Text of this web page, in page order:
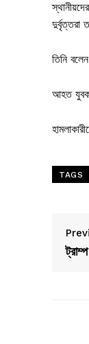
দুর্বৃত্তরা
তিনি
আহত
TAGS